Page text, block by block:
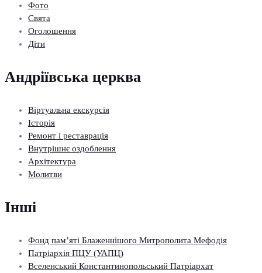
Фото
Свята
Оголошення
Діти
Андріївська церква
Віртуальна екскурсія
Історія
Ремонт і реставрація
Внутрішнє оздоблення
Архітектура
Молитви
Інші
Фонд пам’яті Блаженнішого Митрополита Мефодія
Патріархія ПЦУ (УАПЦ)
Вселенський Константинопольський Патріархат